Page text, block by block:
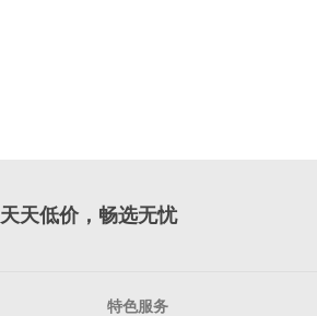
天天低价，畅选无忧
特色服务